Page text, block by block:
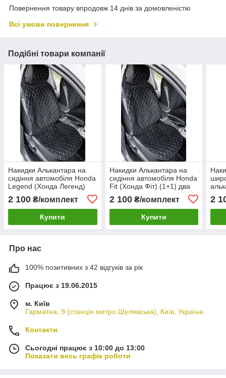
Повернення товару впродовж 14 днів за домовленістю
Всі умови повернення
Подібні товари компанії
Накидки Алькантара на
сидіння автомобіля Honda
Legend (Хонда Легенд)
переднього ряду
2 100 ₴/комплект
Купити
Накидки Алькантара на
сидіння автомобіля Honda
Fit (Хонда Фіт) (1+1) два
сидіння переднього ряду
2 100₴/комплект
Купити
2
Про нас
100% позитивних з 42 відгуків за рік
Працює з 19.06.2015
м. Київ
Гарматна, 9 (станція метро Шулявська), Київ, Україна
Контакти
Сьогодні працює з 10:00 до 13:00
Показати весь графік роботи